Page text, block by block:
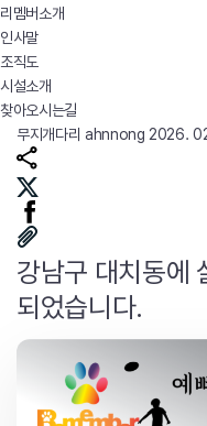
리멤버소개
인사말
조직도
시설소개
찾아오시는길
무지개다리 ahnnong 2026.
강남구 대치동에
되었습니다.